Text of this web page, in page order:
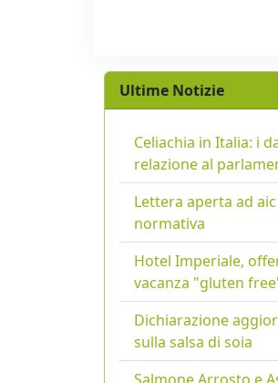
Ultime Notizie
Celiachia in Italia: i
relazione al
Lettera aperta ad
normativa
Hotel Imperiale,
vacanza "gluten
Dichiarazione
sulla salsa di soia